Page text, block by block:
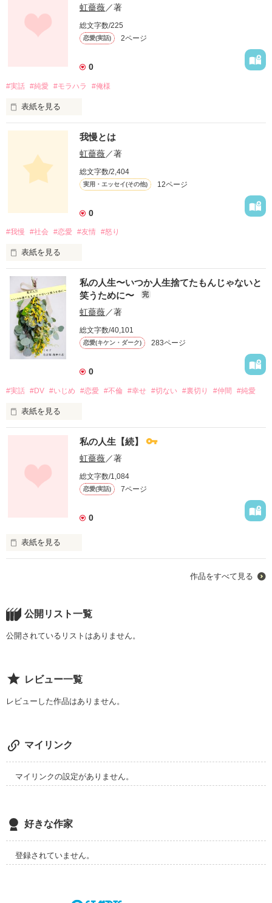
他の誰からどう思われようと、
この人生は自分自身のもの。
そう思えば必要か不要か、全てわかる。
綺麗事だけじゃ進めない、この物語。
いつか、思い返した時、
そんな自分が主人公になれる人生がいい
作品を読む
虹薔薇／著
総文字数/225
恋愛(実話) 2ページ
0
#実話 #純愛 #モラハラ #俺様
表紙を見る
私の彼はきっと他から見ればいい彼ではない。
でも私自身がまだ、彼の好きなところのが多いから
一緒にいれているだけなんだなって思う。
きっと離れたときにまた、痛感する。
時間を無駄にしてしまったと。
作品を読む
我慢とは
虹薔薇／著
総文字数/2,404
実用・エッセイ(その他) 12ページ
0
#我慢 #社会 #恋愛 #友情 #怒り
表紙を見る
我慢とは、と辞典やネットで検索したときが
たくさんの人がいるかもしれない。
私もその中の一人だ。
我慢について長々書くつもりはないが、
なぜ我慢をしなければならないのか
もっと理解したい。
「我慢しなさい」その言葉だけで苛立てる。
『で？』としか思えない。
ざっとそんなことを書きまとめて行こうと思う。
作品を読む
私の人生〜いつか人生捨てたもんじゃないと
笑うために〜
完
虹薔薇／著
総文字数/40,101
恋愛(キケン・ダーク) 283ページ
0
#実話 #DV #いじめ #恋愛 #不倫 #幸せ #切ない #裏切り #仲間 #純愛
表紙を見る
いつからか、そう思うようになった。
『決められた道、敷かれたレールの上を
神様が双六でも振って毎日が進んでいるのだろう』
越えられない試練は神様は与えない、
なぜそんな簡単にことをまとめるのだろうか。
でも、最初に書いた持論を持つようになってから
書き終えても終わりきれないほど、
自分の中ではなにも整理できていない日々。
どれだけもがいても楽しそうにしている
他人が羨ましくて仕方ない。
人生捨てたもんじゃないと笑いたい。
私の人生【続】
虹薔薇／著
総文字数/1,084
恋愛(実話) 7ページ
0
表紙を見る
私の人生を追っかけ再生する作品となりますので、
前の続きとして読んでいただける方や、
通りすがりの方に読んで頂き、
こんなやつもいるんだなと笑って頂ければと存じます。
誰が一番ではなく、同じ境遇、
きっと優しい世界が生まれるのかなと思っております。
お時間ある際に除いて頂けたらと幸いです。
作品を読む
作品をすべて見る
公開リスト一覧
公開されているリストはありません。
レビュー一覧
レビューした作品はありません。
マイリンク
マイリンクの設定がありません。
好きな作家
登録されていません。